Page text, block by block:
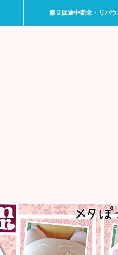
第２回途中断念・リバウ